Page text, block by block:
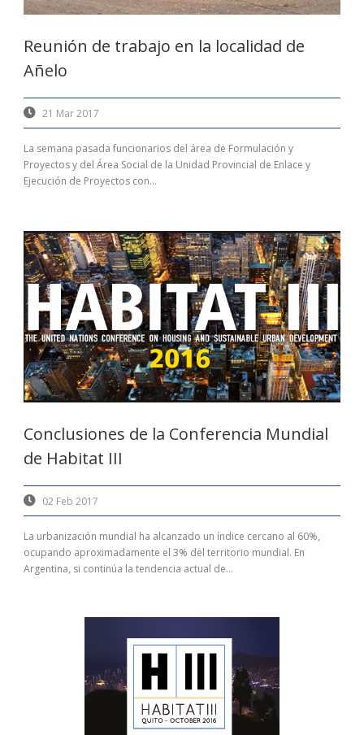
Reunión de trabajo en la localidad de
Añelo
21 Mar 2017
La semana pasada funcionarios del área de Formulación y
Proyectos y del Área Social de la Unidad Provincial de Enlace y
Ejecución de Proyectos con...
Conclusiones de la Conferencia Mundial
de Habitat III
02 Feb 2017
La urbanización mundial ha alcanzado un índice cercano al 60%,
ocupando aproximadamente el 3% del territorio mundial. En
Argentina, si continúa la tendencia actual de...